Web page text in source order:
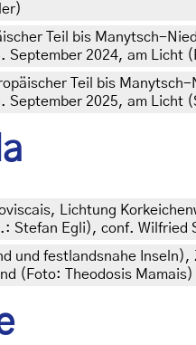
Teil bis Manytsch-
September 2024, am Licht
Teil bis
September 2025, am Licht
Lichtung
Stefan Egli), conf. Wilfried
und festlandsnahe
(Foto: Theodosis Mamais)